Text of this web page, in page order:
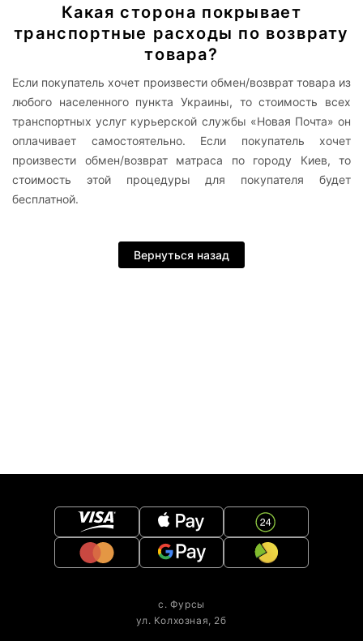
Какая сторона покрывает
транспортные расходы по возврату
товара?
Если покупатель хочет произвести обмен/возврат товара из
любого населенного пункта Украины, то стоимость всех
транспортных услуг курьерской службы «Новая Почта» он
оплачивает самостоятельно. Если покупатель хочет
произвести обмен/возврат матраса по городу Киев, то
стоимость этой процедуры для покупателя будет
бесплатной.
Вернуться назад
с. Фурсы
ул. Колхозная, 2б